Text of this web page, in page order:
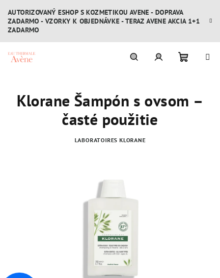
obsah
AUTORIZOVANÝ ESHOP S KOZMETIKOU AVENE - DOPRAVA
ZADARMO - VZORKY K OBJEDNÁVKE - TERAZ AVENE AKCIA 1+1
ZADARMO
košík
Klorane Šampón s ovsom –
časté použitie
LABORATOIRES KLORANE